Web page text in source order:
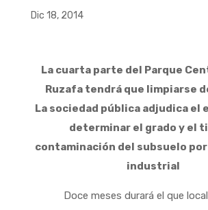
Dic 18, 2014
La cuarta parte del Parque
Ruzafa tendrá que limpiarse
La sociedad pública adjudica el
determinar el grado y el
contaminación del subsuelo
industrial
Doce meses durará el que